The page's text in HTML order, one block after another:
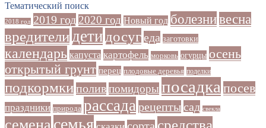
Тематический поиск
2018 год 2019 год 2020 год Новый год болезнивесна
вредителидети досугеда заготовки
календарь капуста картофель морковь огурцы осень
открытый грунт перец плодовые деревья поделки
подкормкиполивпомидоры посадка посев
праздники природа рассадарецептысад свекла
семья средства